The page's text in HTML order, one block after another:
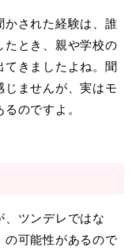
された経験は、誰
たとき、親や学校の
てきましたよね。聞
じませんが、実はモ
のですよ。
、ツンデレではな
の可能性があるので